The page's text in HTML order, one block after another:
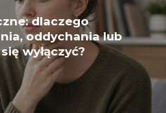
dlaczego
oddychania lub
wyłączyć?